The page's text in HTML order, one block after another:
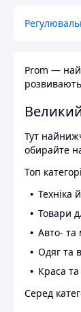
Prom —
Тут
обирайте
Топ
Техніка
Товари
Авто- та
Одяг та
Краса
Серед